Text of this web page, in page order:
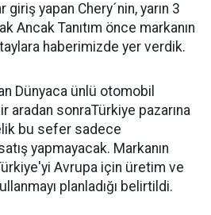
giriş yapan Chery´nin, yarın 3
Ancak Tanıtım önce markanın
haberimizde yer verdik.
Dünyaca ünlü otomobil
aradan sonraTürkiye pazarına
bu sefer sadece
yapmayacak. Markanın
Avrupa için üretim ve
planladığı belirtildi.